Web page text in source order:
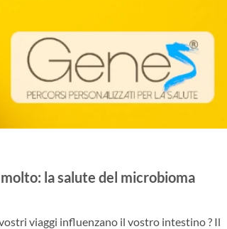
la salute del microbioma
viaggi influenzano il vostro intestino ? Il